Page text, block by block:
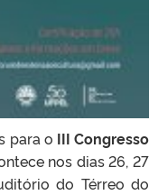
para o III Congresso
nos dias 26, 27
do Térreo do